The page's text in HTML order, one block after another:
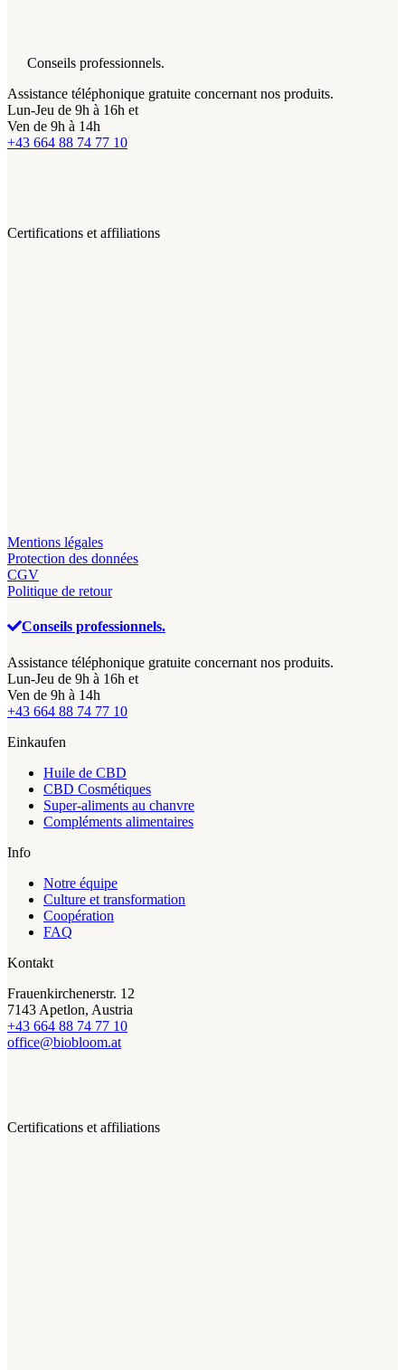
Conseils professionnels.
Assistance téléphonique gratuite concernant nos produits.
Lun-Jeu de 9h à 16h et
Ven de 9h à 14h
+43 664 88 74 77 10
Certifications et affiliations
Mentions légales
Protection des données
CGV
Politique de retour
Conseils professionnels.
Assistance téléphonique gratuite concernant nos produits.
Lun-Jeu de 9h à 16h et
Ven de 9h à 14h
+43 664 88 74 77 10
Einkaufen
Huile de CBD
CBD Cosmétiques
Super-aliments au chanvre
Compléments alimentaires
Info
Notre équipe
Culture et transformation
Coopération
FAQ
Kontakt
Frauenkirchenerstr. 12
7143 Apetlon, Austria
+43 664 88 74 77 10
office@biobloom.at
Certifications et affiliations